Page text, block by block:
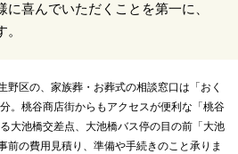
喜んでいただくことを第一に、
野区の、家族葬・お葬式の相談窓口は「おく
。桃谷商店街からもアクセスが便利な「桃谷
大池橋交差点、大池橋バス停の目の前「大池
前の費用見積り、準備や手続きのこと承りま